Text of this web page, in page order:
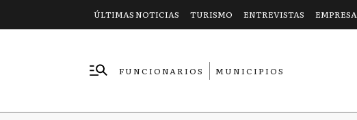
ÚLTIMAS NOTICIAS TURISMO ENTREVISTAS
FUNCIONARIOS
MUNICIPIOS